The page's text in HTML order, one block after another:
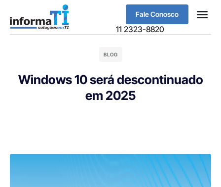
Fale Conosco
11 2323-8820
BLOG
Windows 10 será descontinuado
em 2025